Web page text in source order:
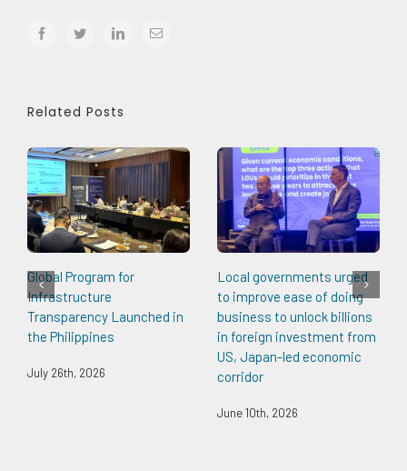
facebooktwitter linkedinEmail
Related Posts
Global Program for
Infrastructure
Transparency Launched in
the Philippines
July 26th, 2026
Local governments urged
to improve ease of doing
business to unlock billions
in foreign investment from
US, Japan-led economic
corridor
June 10th, 2026